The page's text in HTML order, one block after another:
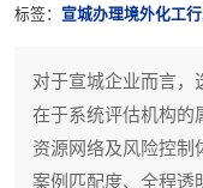
标签： 宣城办理境外化工
对于宣城企业而言，
在于系统评估机构的
资源网络及风险控制
案例匹配度、全程透